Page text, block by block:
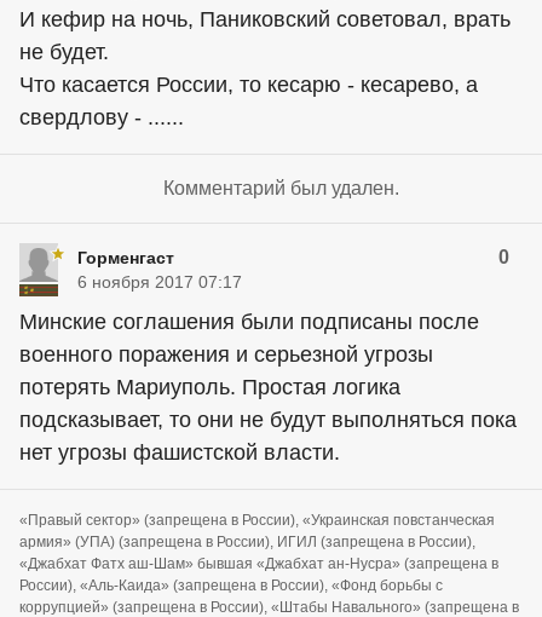
И кефир на ночь, Паниковский советовал, врать
не будет.
Что касается России, то кесарю - кесарево, а
свердлову - ......
Комментарий был удален.
Горменгаст 0
6 ноября 2017 07:17
Минские соглашения были подписаны после
военного поражения и серьезной угрозы
потерять Мариуполь. Простая логика
подсказывает, то они не будут выполняться пока
нет угрозы фашистской власти.
«Правый сектор» (запрещена в России), «Украинская повстанческая
армия» (УПА) (запрещена в России), ИГИЛ (запрещена в России),
«Джабхат Фатх аш-Шам» бывшая «Джабхат ан-Нусра» (запрещена в
России), «Аль-Каида» (запрещена в России), «Фонд борьбы с
коррупцией» (запрещена в России), «Штабы Навального» (запрещена в